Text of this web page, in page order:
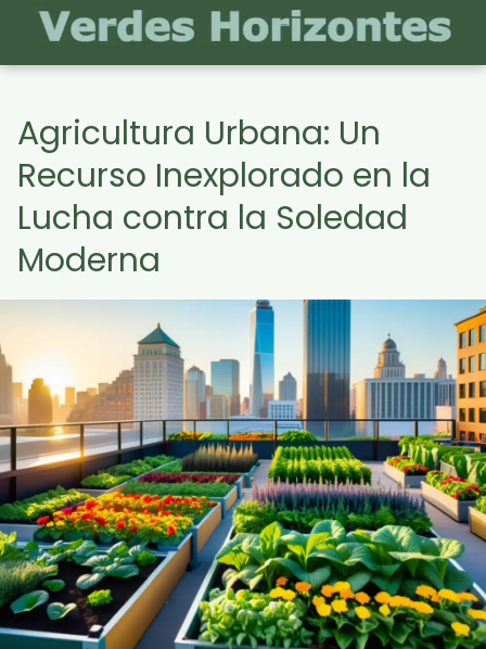
Agricultura Urbana: Un
Recurso Inexplorado en la
Lucha contra la Soledad
Moderna